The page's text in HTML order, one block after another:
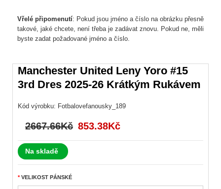
Vřelé připomenutí: Pokud jsou jméno a číslo na obrázku přesně
takové, jaké chcete, není třeba je zadávat znovu. Pokud ne, měli
byste zadat požadované jméno a číslo.
Manchester United Leny Yoro #15
3rd Dres 2025-26 Krátkým Rukávem
Kód výrobku: Fotbalovefanousky_189
2667.66Kč 853.38Kč
Na skladě
VELIKOST PÁNSKÉ